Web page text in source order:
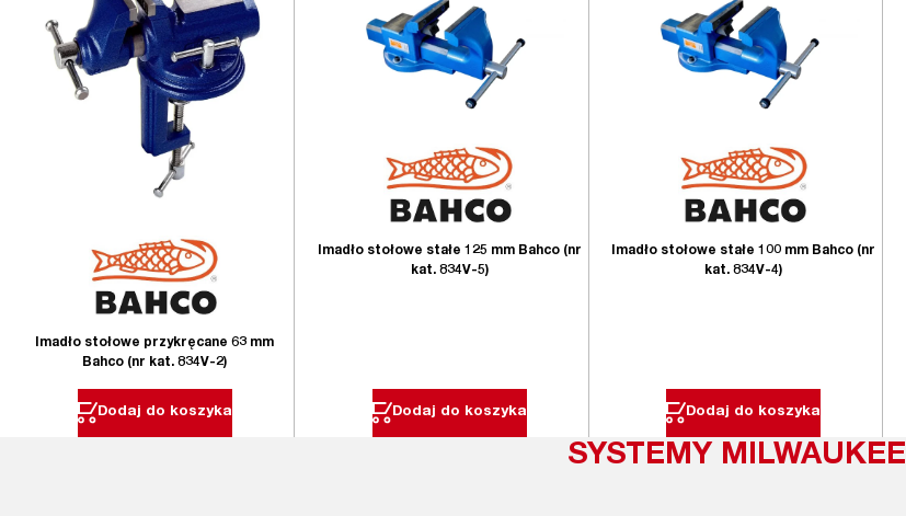
Imadło stołowe przykręcane 63 mm
Bahco (nr kat. 834V-2)
Dodaj do koszyka
Imadło stołowe stałe 125 mm Bahco (nr
kat. 834V-5)
Dodaj do koszyka
Imadło stołowe stałe 100 mm Bahco (nr
kat. 834V-4)
Dodaj do koszyka
SYSTEMY MILWAUKEE